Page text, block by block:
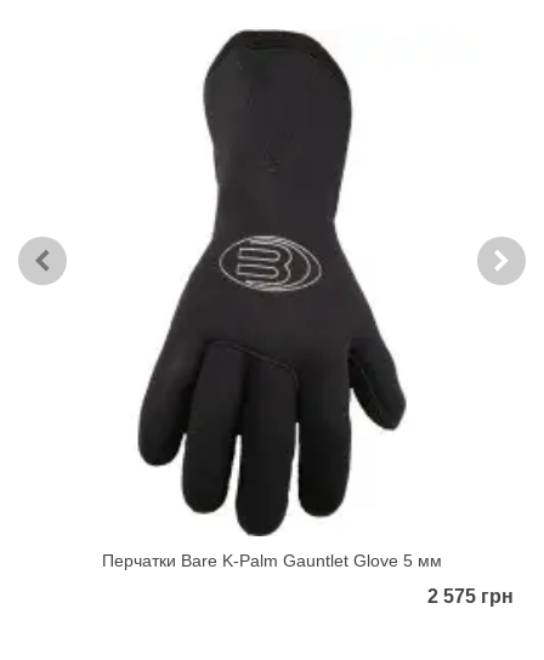
Перчатки Bare K-Palm Gauntlet Glove 5 мм
2 575 грн